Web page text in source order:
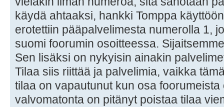
käydä ahtaaksi, hankki Tomppa
erotettiin pääpalvelimesta numerolla 1,
suomi foorumin osoitteessa.
Sen lisäksi on nykyisin ainakin
Tilaa siis riittää ja palvelimia, vaikka
tilaa on vapautunut kun osa
valvomatonta on pitänyt poistaa tilaa